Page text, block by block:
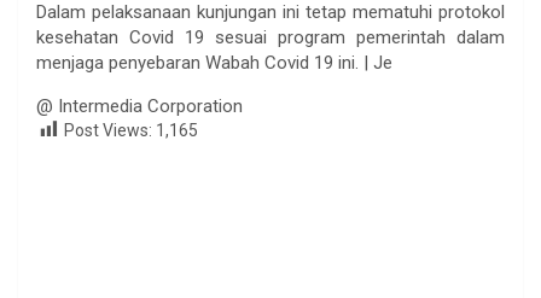
Dalam pelaksanaan kunjungan ini tetap mematuhi protokol
kesehatan Covid 19 sesuai program pemerintah dalam
menjaga penyebaran Wabah Covid 19 ini. | Je
@ Intermedia Corporation
Post Views: 1,165